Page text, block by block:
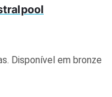
Disponível em bronze